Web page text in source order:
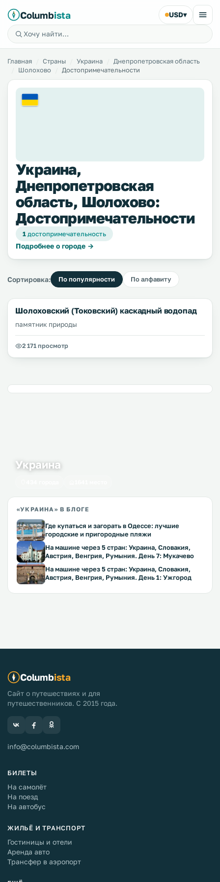
Columbista USD▾
Главная Страны Украина
Днепропетровская область
Шолохово
Достопримечательности
Украина,
Днепропетровская
область, Шолохово:
Достопримечательности
1достопримечательность
Подробнее о городе →
Сортировка: По популярности По алфавиту
Шолоховский (Токовский) каскадный водопад
памятник природы
2 171 просмотр
Украина
«УКРАИНА» В БЛОГЕ
Где купаться и загорать в Одессе: лучшие
городские и пригородные пляжи
На машине через 5 стран: Украина, Словакия,
Австрия, Венгрия, Румыния. День 7: Мукачево
На машине через 5 стран: Украина, Словакия,
Австрия, Венгрия, Румыния. День 1: Ужгород
Columbista
Сайт о путешествиях и для
путешественников. С 2015 года.
info@columbista.com
БИЛЕТЫ
На самолёт
На поезд
На автобус
ЖИЛЬЁ И ТРАНСПОРТ
Гостиницы и отели
Аренда авто
Трансфер в аэропорт